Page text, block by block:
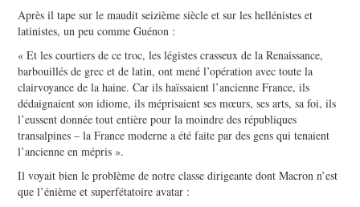
Après il tape sur le maudit seizième siècle et sur les hellénistes et
latinistes, un peu comme Guénon :
« Et les courtiers de ce troc, les légistes crasseux de la Renaissance,
barbouillés de grec et de latin, ont mené l’opération avec toute la
clairvoyance de la haine. Car ils haïssaient l’ancienne France, ils
dédaignaient son idiome, ils méprisaient ses mœurs, ses arts, sa foi, ils
l’eussent donnée tout entière pour la moindre des républiques
transalpines – la France moderne a été faite par des gens qui tenaient
l’ancienne en mépris ».
Il voyait bien le problème de notre classe dirigeante dont Macron n’est
que l’énième et superfétatoire avatar :